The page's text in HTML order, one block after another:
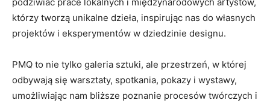
podziwiać prace lokalnych i międzynarodowych artystów,⁣
którzy tworzą​ unikalne dzieła, inspirując nas do własnych
projektów i eksperymentów w dziedzinie designu.
PMQ to‌ nie tylko⁣ galeria sztuki, ale przestrzeń, w której
odbywają ‌się‍ warsztaty, spotkania, pokazy i⁣ wystawy,
umożliwiając nam bliższe poznanie procesów twórczych i